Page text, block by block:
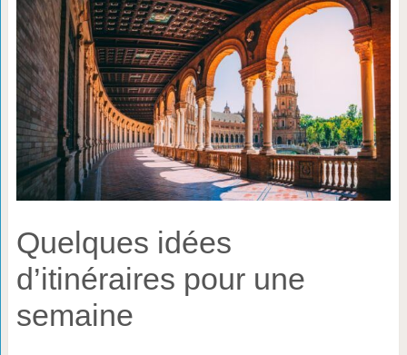
Quelques idées
d’itinéraires pour une
semaine